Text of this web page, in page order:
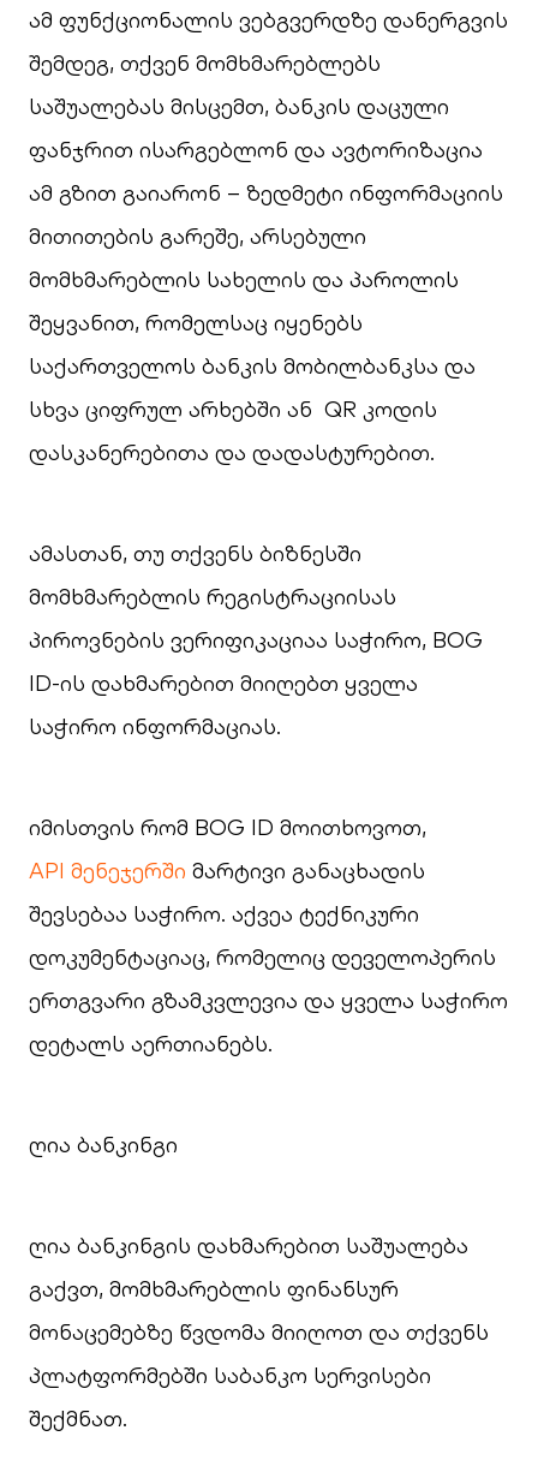
ამ ფუნქციონალის ვებგვერდზე დანერგვის
შემდეგ, თქვენ მომხმარებლებს
საშუალებას მისცემთ, ბანკის დაცული
ფანჯრით ისარგებლონ და ავტორიზაცია
ამ გზით გაიარონ – ზედმეტი ინფორმაციის
მითითების გარეშე, არსებული
მომხმარებლის სახელის და პაროლის
შეყვანით, რომელსაც იყენებს
საქართველოს ბანკის მობილბანკსა და
სხვა ციფრულ არხებში ან QR კოდის
დასკანერებითა და დადასტურებით.
ამასთან, თუ თქვენს ბიზნესში
მომხმარებლის რეგისტრაციისას
პიროვნების ვერიფიკაციაა საჭირო, BOG
ID-ის დახმარებით მიიღებთ ყველა
საჭირო ინფორმაციას.
იმისთვის რომ BOG ID მოითხოვოთ,
API მენეჯერში მარტივი განაცხადის
შევსებაა საჭირო. აქვეა ტექნიკური
დოკუმენტაციაც, რომელიც დეველოპერის
ერთგვარი გზამკვლევია და ყველა საჭირო
დეტალს აერთიანებს.
ღია ბანკინგი
ღია ბანკინგის დახმარებით საშუალება
გაქვთ, მომხმარებლის ფინანსურ
მონაცემებზე წვდომა მიიღოთ და თქვენს
პლატფორმებში საბანკო სერვისები
შექმნათ.